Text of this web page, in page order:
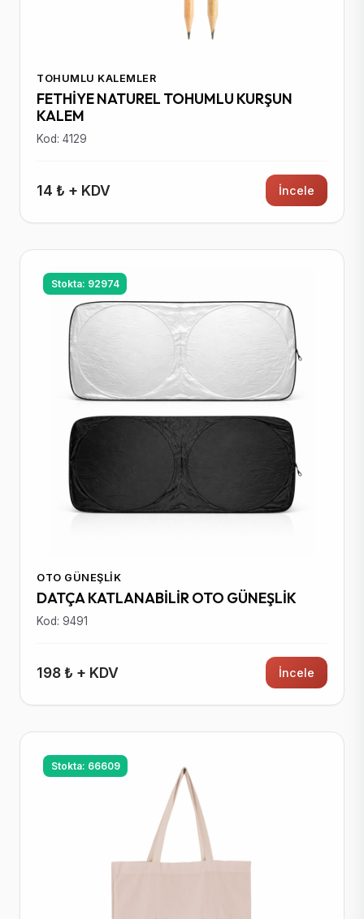
TOHUMLU KALEMLER
FETHİYE NATUREL TOHUMLU KURŞUN
KALEM
Kod: 4129
14 ₺ + KDV İncele
Stokta: 92974
OTO GÜNEŞLIK
DATÇA KATLANABİLİR OTO GÜNEŞLİK
Kod: 9491
198 ₺ + KDV İncele
Stokta: 66609